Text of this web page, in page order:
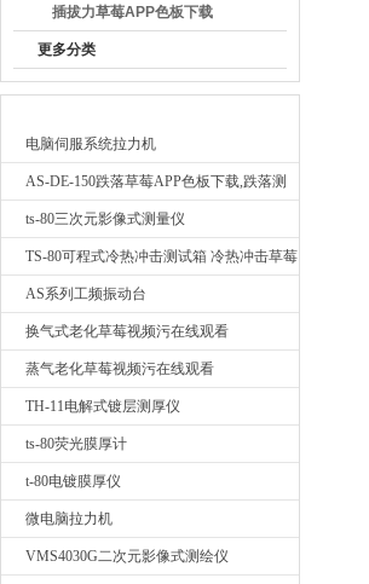
草莓APP色板下载
插拔力草莓APP色板下载
更多分类
电脑伺服系统拉力机
AS-DE-150跌落草莓APP色板下载,跌落测
试我要询价
ts-80三次元影像式测量仪
TS-80可程式冷热冲击测试箱 冷热冲击草莓
APP色板下载
AS系列工频振动台
换气式老化草莓视频污在线观看
蒸气老化草莓视频污在线观看
TH-11电解式镀层测厚仪
ts-80荧光膜厚计
t-80电镀膜厚仪
微电脑拉力机
VMS4030G二次元影像式测绘仪